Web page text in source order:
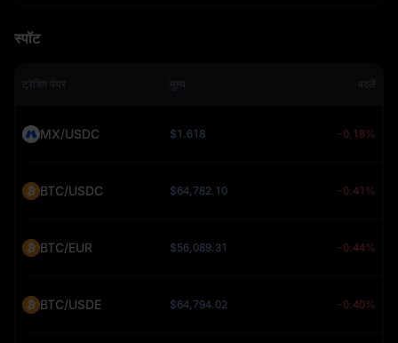
स्पॉट
ट्रेडिंग पेयर मूल्य बदलें
MX/USDC $1.618 -0.18%
BTC/USDC $64,782.10 -0.41%
BTC/EUR $56,089.31 -0.44%
BTC/USDE $64,794.02 -0.40%